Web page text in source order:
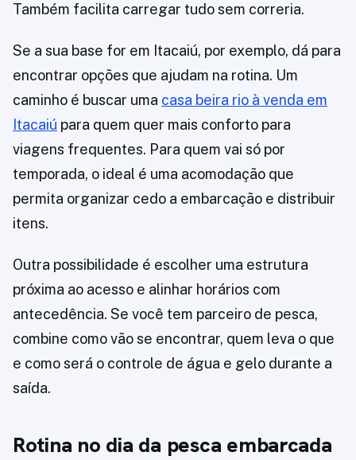
Também facilita carregar tudo sem correria.
Se a sua base for em Itacaiú, por exemplo, dá para
encontrar opções que ajudam na rotina. Um
caminho é buscar uma casa beira rio à venda em
Itacaiú para quem quer mais conforto para
viagens frequentes. Para quem vai só por
temporada, o ideal é uma acomodação que
permita organizar cedo a embarcação e distribuir
itens.
Outra possibilidade é escolher uma estrutura
próxima ao acesso e alinhar horários com
antecedência. Se você tem parceiro de pesca,
combine como vão se encontrar, quem leva o que
e como será o controle de água e gelo durante a
saída.
Rotina no dia da pesca embarcada